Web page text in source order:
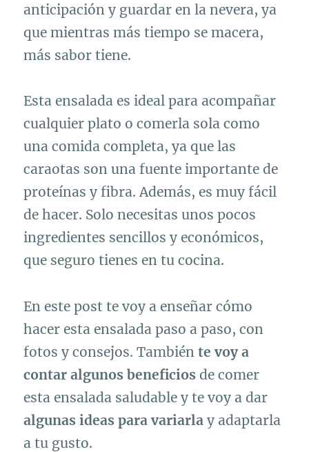
anticipación y guardar en la nevera, ya
que mientras más tiempo se macera,
más sabor tiene.
Esta ensalada es ideal para acompañar
cualquier plato o comerla sola como
una comida completa, ya que las
caraotas son una fuente importante de
proteínas y fibra. Además, es muy fácil
de hacer. Solo necesitas unos pocos
ingredientes sencillos y económicos,
que seguro tienes en tu cocina.
En este post te voy a enseñar cómo
hacer esta ensalada paso a paso, con
fotos y consejos. Tambiénte voy a
contar algunos beneficios de comer
esta ensalada saludable y te voy a dar
algunas ideas para variarla y adaptarla
a tu gusto.